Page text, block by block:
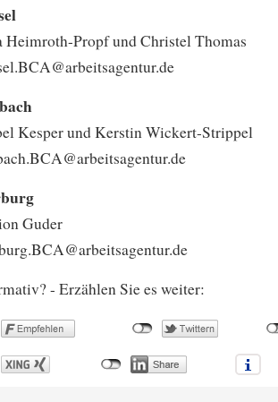
Heimroth-Propf und Christel Thomas
Kesper und Kerstin Wickert-Strippel
Guder
- Erzählen Sie es weiter: